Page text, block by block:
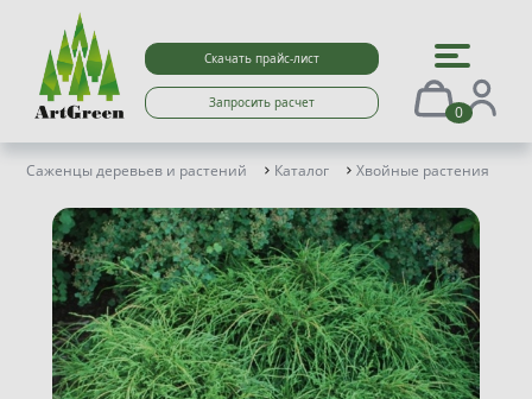
Скачать прайс-лист
Запросить расчет 0
Саженцы деревьев и растений Каталог Хвойные растения